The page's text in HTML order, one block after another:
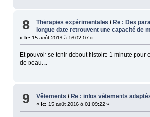
8 Thérapies expérimentales / Re : Des
longue date retrouvent une capacité de
« le: 15 août 2016 à 16:02:07 »
Et pouvoir se tenir debout histoire 1 minute pour
de peau....
9 Vêtements /Re : infos vêtements
«le: 15 août 2016 à 01:09:22 »